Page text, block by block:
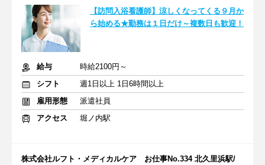
【訪問入浴看護師】涼しくなってくる９月か
ら始める★勤務は１日だけ～複数日も歓迎！
給与
時給2100円～
シフト
週1日以上 1日6時間以上
雇用形態
派遣社員
アクセス
堀ノ内駅
株式会社ルフト・メディカルケア お仕事No.334 北久里浜駅/